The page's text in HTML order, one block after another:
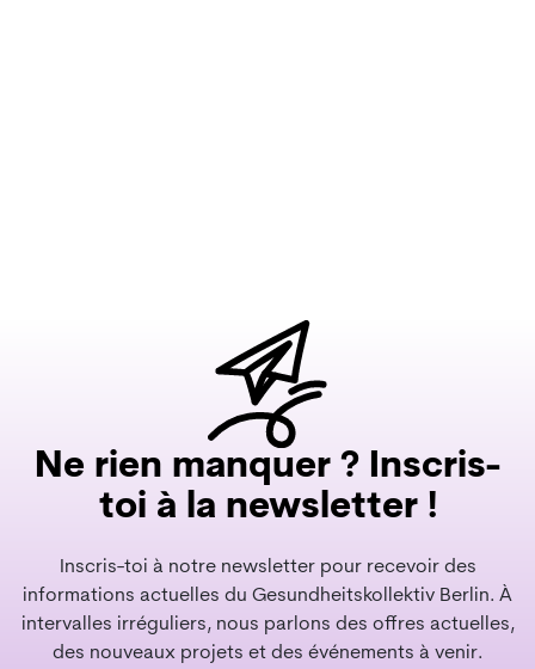
Ne rien manquer ? Inscris-
toi à la newsletter !
Inscris-toi à notre newsletter pour recevoir des
informations actuelles du Gesundheitskollektiv Berlin. À
intervalles irréguliers, nous parlons des offres actuelles,
des nouveaux projets et des événements à venir.